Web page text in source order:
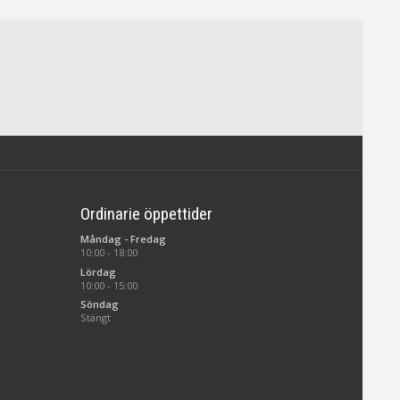
Ordinarie öppettider
Måndag - Fredag
10:00 - 18:00
Lördag
10:00 - 15:00
Söndag
Stängt